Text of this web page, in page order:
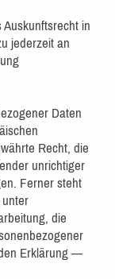
in
jederzeit an
Daten
Recht, die
unrichtiger
Ferner steht
die
Erklärung —